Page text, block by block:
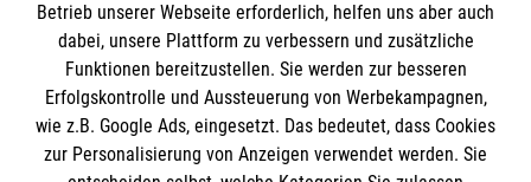
Informationen
Impressum
Datenschutz
Barrierefreiheit
Die Malteser
Betrieb unserer Webseite erforderlich, helfen uns aber auch
dabei, unsere Plattform zu verbessern und zusätzliche
Funktionen bereitzustellen. Sie werden zur besseren
Erfolgskontrolle und Aussteuerung von Werbekampagnen,
wie z.B. Google Ads, eingesetzt. Das bedeutet, dass Cookies
zur Personalisierung von Anzeigen verwendet werden. Sie